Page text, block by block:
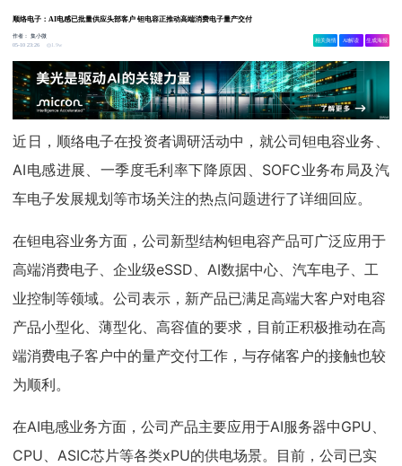
顺络电子：AI电感已批量供应头部客户 钽电容正推动高端消费电子量产交付
作者：集小微
05-10 23:26
1.9w
相关舆情 AI解读 生成海报
近日，顺络电子在投资者调研活动中，就公司钽电容业务、
AI电感进展、一季度毛利率下降原因、SOFC业务布局及汽
车电子发展规划等市场关注的热点问题进行了详细回应。
在钽电容业务方面，公司新型结构钽电容产品可广泛应用于
高端消费电子、企业级eSSD、AI数据中心、汽车电子、工
业控制等领域。公司表示，新产品已满足高端大客户对电容
产品小型化、薄型化、高容值的要求，目前正积极推动在高
端消费电子客户中的量产交付工作，与存储客户的接触也较
为顺利。
在AI电感业务方面，公司产品主要应用于AI服务器中GPU、
CPU、ASIC芯片等各类xPU的供电场景。目前，公司已实